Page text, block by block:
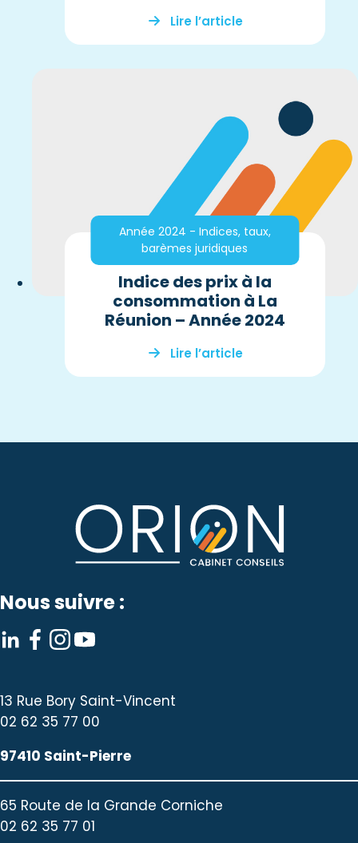
Lire l’article
Année 2024 - Indices, taux,
barèmes juridiques
Indice des prix à la
consommation à La
Réunion – Année 2024
Lire l’article
Nous suivre :
13 Rue Bory Saint-Vincent
02 62 35 77 00
97410 Saint-Pierre
65 Route de la Grande Corniche
02 62 35 77 01